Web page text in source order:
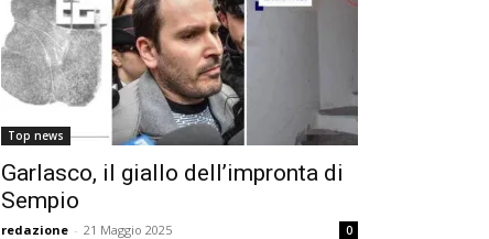
Top news
Garlasco, il giallo dell’impronta di
Sempio
redazione - 21 Maggio 2025 0